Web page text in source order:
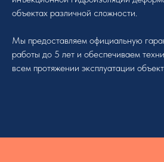
объектах различной сложности.
Мы предоставляем официальную
работы до 5 лет и обеспечиваем
всем протяжении эксплуатации